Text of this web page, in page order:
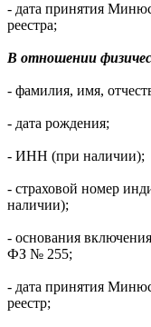
- дата принятия
реестра;
В отношении
- фамилия, имя,
- дата рождения;
- ИНН (при наличии);
- страховой номер
наличии);
- основания
ФЗ № 255;
- дата принятия
реестр;